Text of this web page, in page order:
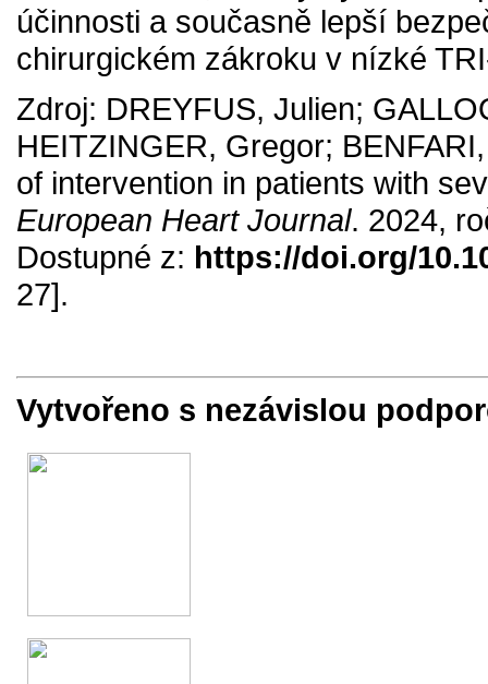
účinnosti a současně lepší
chirurgickém zákroku v nízké
Zdroj: DREYFUS, Julien;
HEITZINGER, Gregor;
of intervention in patients with
European Heart Journal. 2024,
Dostupné z: https://doi.org/
27].
Vytvořeno s nezávislou